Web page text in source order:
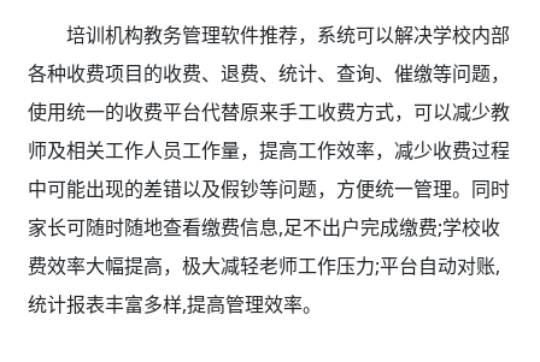
培训机构教务管理软件推荐，系统可以解决学校内部
各种收费项目的收费、退费、统计、查询、催缴等问题，
使用统一的收费平台代替原来手工收费方式，可以减少教
师及相关工作人员工作量，提高工作效率，减少收费过程
中可能出现的差错以及假钞等问题，方便统一管理。同时
家长可随时随地查看缴费信息,足不出户完成缴费;学校收
费效率大幅提高，极大减轻老师工作压力;平台自动对账,
统计报表丰富多样,提高管理效率。